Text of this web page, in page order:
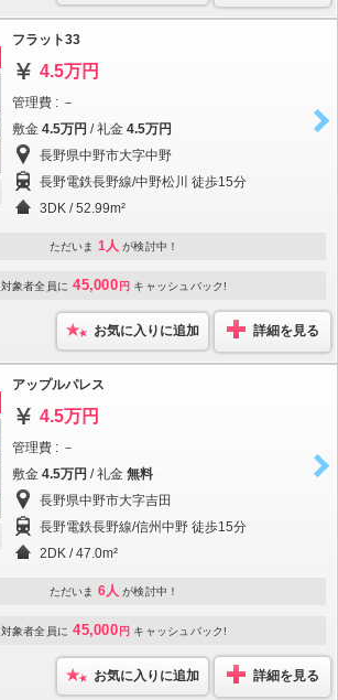
フラット33
4.5万円
管理費 : －
敷金 4.5万円 / 礼金 4.5万円
長野県中野市大字中野
長野電鉄長野線/中野松川 徒歩15分
3DK / 52.99m²
ただいま 1人 が検討中！
対象者全員に 45,000 円 キャッシュバック!
お気に入りに追加 詳細を見る
アップルパレス
4.5万円
管理費 : －
敷金 4.5万円 / 礼金 無料
長野県中野市大字吉田
長野電鉄長野線/信州中野 徒歩15分
2DK / 47.0m²
ただいま 6人 が検討中！
対象者全員に 45,000 円 キャッシュバック!
お気に入りに追加 詳細を見る